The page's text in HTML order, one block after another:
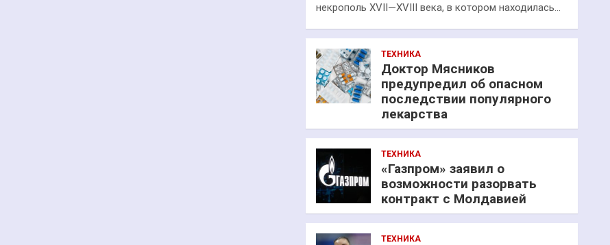
некрополь XVII—XVIII века, в котором находилась…
ТЕХНИКА
Доктор Мясников
предупредил об опасном
последствии популярного
лекарства
ТЕХНИКА
«Газпром» заявил о
возможности разорвать
контракт с Молдавией
ТЕХНИКА